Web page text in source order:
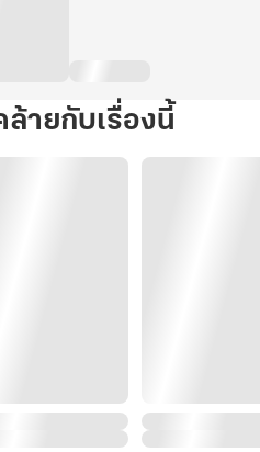
ายกับเรื่องนี้